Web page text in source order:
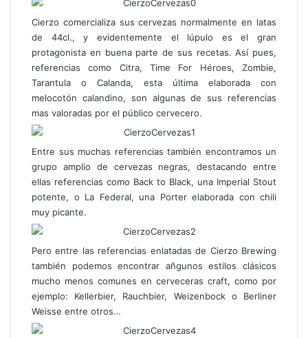
Cierzo comercializa sus cervezas normalmente en latas
de 44cl., y evidentemente el lúpulo es el gran
protagonista en buena parte de sus recetas. Así pues,
referencias como Citra, Time For Héroes, Zombie,
Tarantula o Calanda, esta última elaborada con
melocotón calandino, son algunas de sus referencias
mas valoradas por el público cervecero.
Entre sus muchas referencias también encontramos un
grupo amplio de cervezas negras, destacando entre
ellas referencias como Back to Black, una Imperial Stout
potente, o La Federal, una Porter elaborada con chili
muy picante.
Pero entre las referencias enlatadas de Cierzo Brewing
también podemos encontrar añgunos estilos clásicos
mucho menos comunes en cerveceras craft, como por
ejemplo: Kellerbier, Rauchbier, Weizenbock o Berliner
Weisse entre otros…